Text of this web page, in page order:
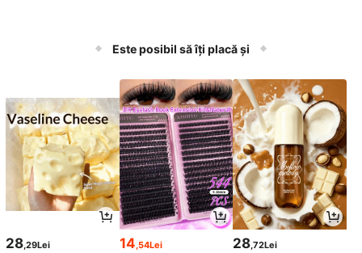
Este posibil să îți placă și
28 ,29Lei 14 ,54Lei 28 ,72Lei